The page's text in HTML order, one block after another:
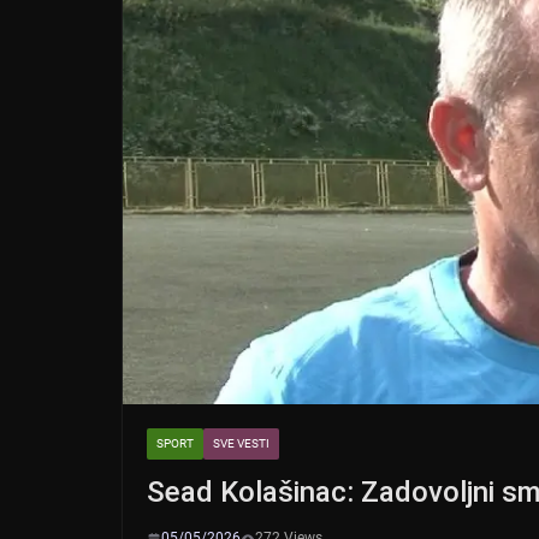
SPORT SVE VESTI
Sead Kolašinac: Zadovoljni